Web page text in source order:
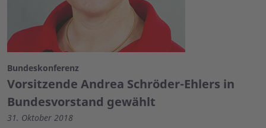
Bundeskonferenz
Vorsitzende Andrea Schröder-Ehlers in
Bundesvorstand gewählt
31. Oktober 2018